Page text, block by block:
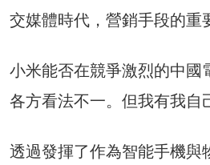
交媒體時代，營銷手段的重
小米能否在競爭激烈的中國
各方看法不一。但我有我自
透過發揮了作為智能手機與